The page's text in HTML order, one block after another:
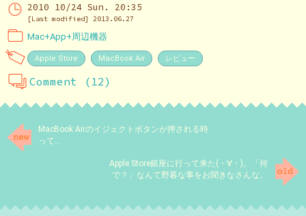
2010 10/24 Sun. 20:35
[Last modified] 2013.06.27
Mac+App+周辺機器
Apple Store MacBook Air レビュー
Comment (12)
MacBook Airのイジェクトボタンが押される時
って…
Apple Store銀座に行って来た(・∀・)。「何
で？」なんて野暮な事をお聞きなさんな。